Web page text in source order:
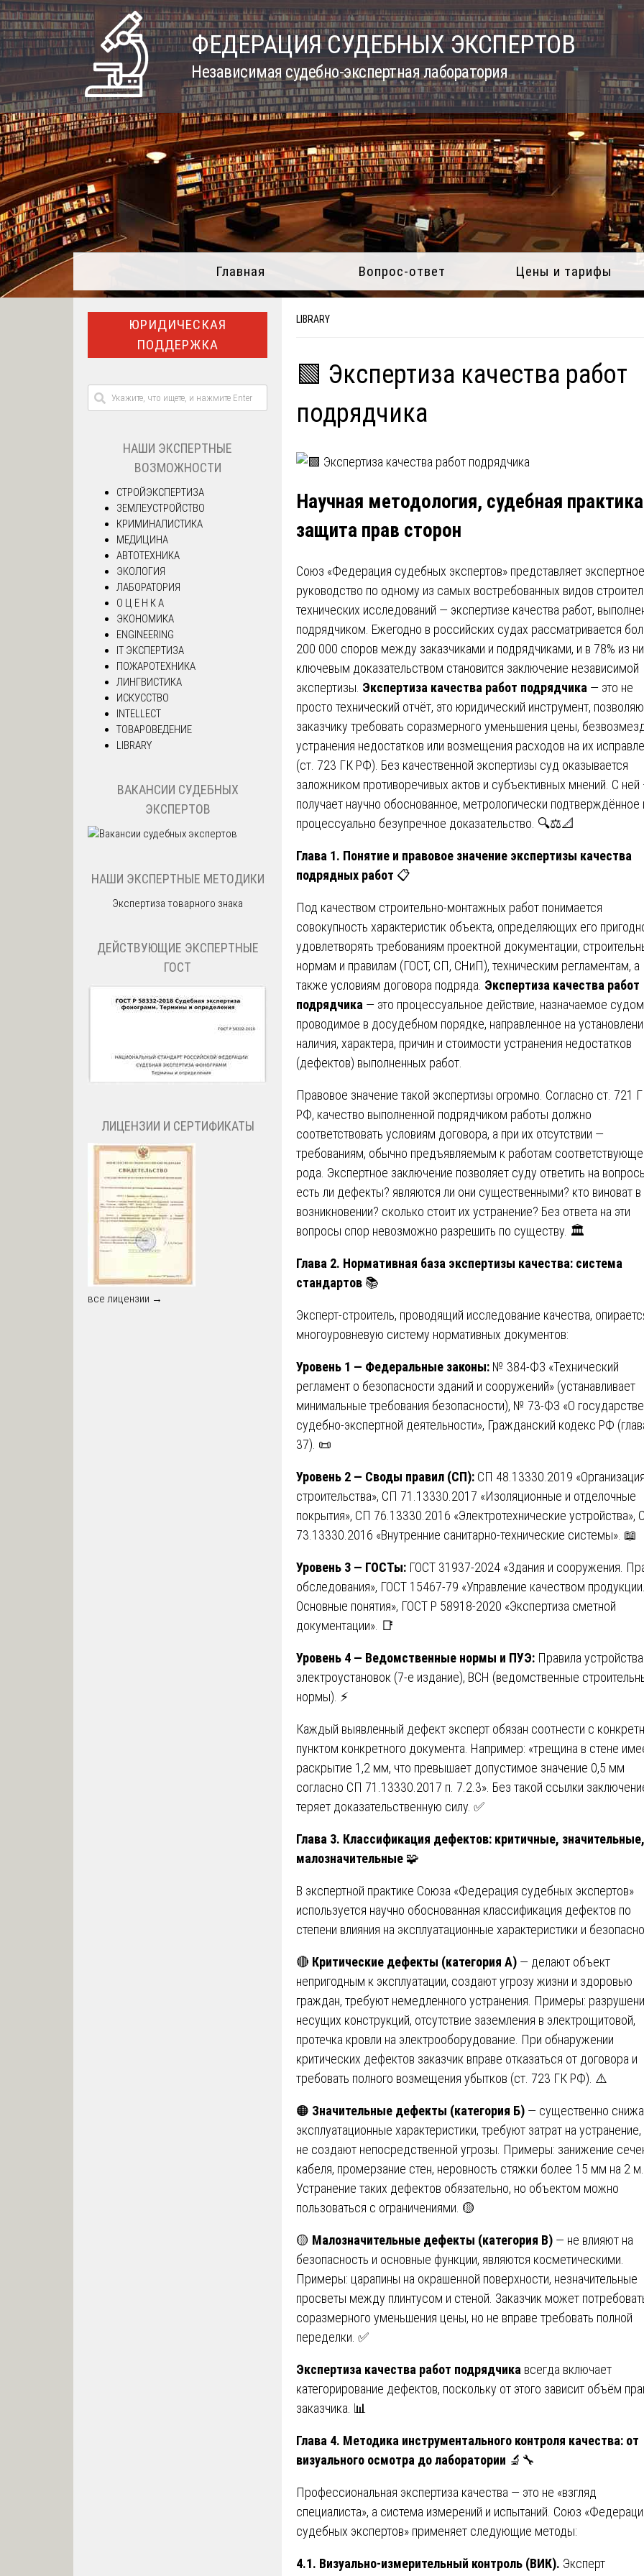
Skip
to
content
ФЕДЕРАЦИЯ СУДЕБНЫХ ЭКСПЕРТОВ
Независимая судебно-экспертная лаборатория
Главная Вопрос-ответ Цены и тарифы
LIBRARY
🟩 Экспертиза качества работ
подрядчика
Научная методология, судебная
защита прав сторон
Союз «Федерация судебных экспертов» представляет экспертное
руководство по одному из самых востребованных видов
технических исследований — экспертизе качества работ,
подрядчиком. Ежегодно в российских судах рассматривается
200 000 споров между заказчиками и подрядчиками, и в 78% из
ключевым доказательством становится заключение независимой
экспертизы. Экспертиза качества работ подрядчика — это не
просто технический отчёт, это юридический инструмент,
заказчику требовать соразмерного уменьшения цены,
устранения недостатков или возмещения расходов на их
(ст. 723 ГК РФ). Без качественной экспертизы суд оказывается
заложником противоречивых актов и субъективных мнений. С
получает научно обоснованное, метрологически подтверждённое
процессуально безупречное доказательство. 🔍⚖️📐
Глава 1. Понятие и правовое значение экспертизы качества
подрядных работ 📋
Под качеством строительно-монтажных работ понимается
совокупность характеристик объекта, определяющих его
удовлетворять требованиям проектной документации,
нормам и правилам (ГОСТ, СП, СНиП), техническим регламентам, а
также условиям договора подряда. Экспертиза качества работ
подрядчика — это процессуальное действие, назначаемое
проводимое в досудебном порядке, направленное на
наличия, характера, причин и стоимости устранения недостатков
(дефектов) выполненных работ.
Правовое значение такой экспертизы огромно. Согласно ст. 721
РФ, качество выполненной подрядчиком работы должно
соответствовать условиям договора, а при их отсутствии —
требованиям, обычно предъявляемым к работам
рода. Экспертное заключение позволяет суду ответить на
есть ли дефекты? являются ли они существенными? кто виноват в
возникновении? сколько стоит их устранение? Без ответа на эти
вопросы спор невозможно разрешить по существу. 🏛️
Глава 2. Нормативная база экспертизы качества: система
стандартов 📚
Эксперт-строитель, проводящий исследование качества,
многоуровневую систему нормативных документов:
Уровень 1 — Федеральные законы: № 384-ФЗ «Технический
регламент о безопасности зданий и сооружений» (устанавливает
минимальные требования безопасности), № 73-ФЗ «О
судебно-экспертной деятельности», Гражданский кодекс РФ
37). 📜
Уровень 2 — Своды правил (СП): СП 48.13330.2019 «Организация
строительства», СП 71.13330.2017 «Изоляционные и отделочные
покрытия», СП 76.13330.2016 «Электротехнические устройства»,
73.13330.2016 «Внутренние санитарно-технические системы». 📖
Уровень 3 — ГОСТы: ГОСТ 31937-2024 «Здания и сооружения.
обследования», ГОСТ 15467-79 «Управление качеством продукции.
Основные понятия», ГОСТ Р 58918-2020 «Экспертиза сметной
документации». 📑
Уровень 4 — Ведомственные нормы и ПУЭ: Правила устройства
электроустановок (7-е издание), ВСН (ведомственные
нормы). ⚡
Каждый выявленный дефект эксперт обязан соотнести с
пунктом конкретного документа. Например: «трещина в стене
раскрытие 1,2 мм, что превышает допустимое значение 0,5 мм
согласно СП 71.13330.2017 п. 7.2.3». Без такой ссылки
теряет доказательственную силу. ✅
Глава 3. Классификация дефектов: критичные, значительные,
малозначительные 🧩
В экспертной практике Союза «Федерация судебных экспертов»
используется научно обоснованная классификация дефектов по
степени влияния на эксплуатационные характеристики и
🔴 Критические дефекты (категория А) — делают объект
непригодным к эксплуатации, создают угрозу жизни и здоровью
граждан, требуют немедленного устранения. Примеры:
несущих конструкций, отсутствие заземления в электрощитовой,
протечка кровли на электрооборудование. При обнаружении
критических дефектов заказчик вправе отказаться от договора и
требовать полного возмещения убытков (ст. 723 ГК РФ). ⚠️
🟠 Значительные дефекты (категория Б) — существенно
эксплуатационные характеристики, требуют затрат на устранение,
не создают непосредственной угрозы. Примеры: занижение
кабеля, промерзание стен, неровность стяжки более 15 мм на 2 м.
Устранение таких дефектов обязательно, но объектом можно
пользоваться с ограничениями. 🟡
🟡 Малозначительные дефекты (категория В) — не влияют на
безопасность и основные функции, являются косметическими.
Примеры: царапины на окрашенной поверхности, незначительные
просветы между плинтусом и стеной. Заказчик может
соразмерного уменьшения цены, но не вправе требовать полной
переделки. ✅
Экспертиза качества работ подрядчика всегда включает
категорирование дефектов, поскольку от этого зависит объём
заказчика. 📊
Глава 4. Методика инструментального контроля качества: от
визуального осмотра до лаборатории 🔬🔧
Профессиональная экспертиза качества — это не «взгляд
специалиста», а система измерений и испытаний. Союз
судебных экспертов» применяет следующие методы:
4.1. Визуально-измерительный контроль (ВИК). Эксперт
ЮРИДИЧЕСКАЯ
ПОДДЕРЖКА
НАШИ ЭКСПЕРТНЫЕ
ВОЗМОЖНОСТИ
СТРОЙЭКСПЕРТИЗА
ЗЕМЛЕУСТРОЙСТВО
КРИМИНАЛИСТИКА
МЕДИЦИНА
АВТОТЕХНИКА
ЭКОЛОГИЯ
ЛАБОРАТОРИЯ
О Ц Е Н К А
ЭКОНОМИКА
ENGINEERING
IT ЭКСПЕРТИЗА
ПОЖАРОТЕХНИКА
ЛИНГВИСТИКА
ИСКУССТВО
INTELLECT
ТОВАРОВЕДЕНИЕ
LIBRARY
ВАКАНСИИ СУДЕБНЫХ
ЭКСПЕРТОВ
НАШИ ЭКСПЕРТНЫЕ МЕТОДИКИ
Экспертиза товарного знака
ДЕЙСТВУЮЩИЕ ЭКСПЕРТНЫЕ
ГОСТ
ЛИЦЕНЗИИ И СЕРТИФИКАТЫ
все лицензии →